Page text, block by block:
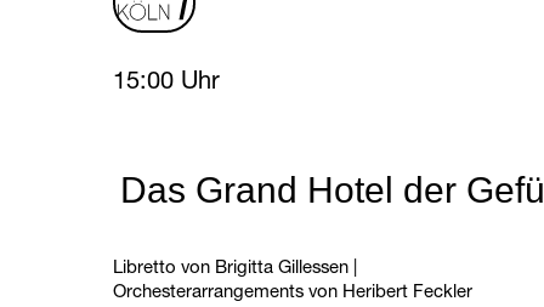
Das Grand Hotel der
Libretto von Brigitta Gillessen
Orchesterarrangements von Heribert Feckler
Sunday, 18 April 2027
15:00 Uhr
oper